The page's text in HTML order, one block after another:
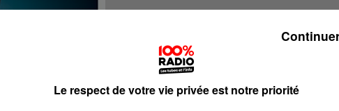
Le respect de votre vie privée est notre priorité